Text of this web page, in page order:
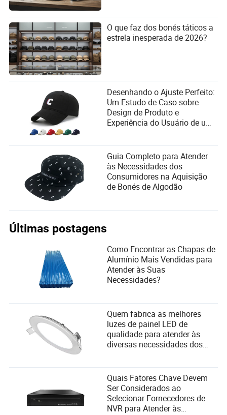
O que faz dos bonés táticos a
estrela inesperada de 2026?
Desenhando o Ajuste Perfeito:
Um Estudo de Caso sobre
Design de Produto e
Experiência do Usuário de um
Guia Completo para Atender
às Necessidades dos
Consumidores na Aquisição
de Bonés de Algodão
Últimas postagens
Como Encontrar as Chapas de
Alumínio Mais Vendidas para
Atender às Suas
Necessidades?
Quem fabrica as melhores
luzes de painel LED de
qualidade para atender às
diversas necessidades dos
de fornecedores?
Quais Fatores Chave Devem
Ser Considerados ao
Selecionar Fornecedores de
NVR para Atender às